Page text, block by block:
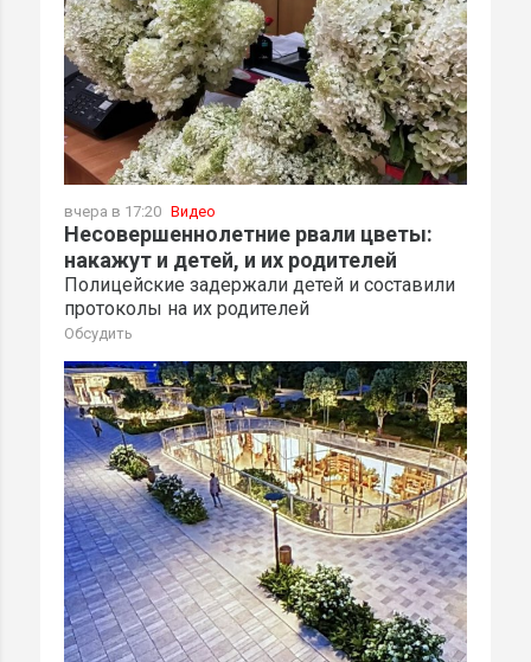
вчера в 17:20 Видео
Несовершеннолетние рвали цветы:
накажут и детей, и их родителей
Полицейские задержали детей и составили
протоколы на их родителей
Обсудить